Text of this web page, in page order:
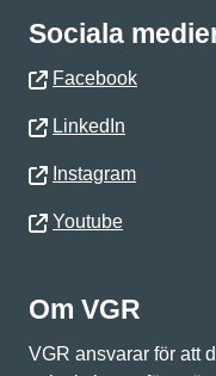
Sociala
Facebook
LinkedIn
Instagram
Youtube
Om VGR
VGR ansvarar för att